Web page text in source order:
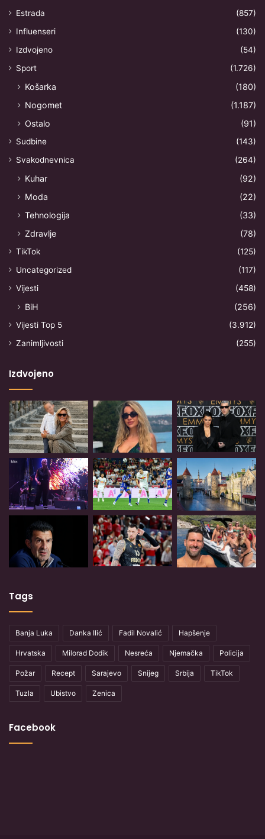
Estrada
(857)
Influenseri
(130)
Izdvojeno
(54)
Sport
(1.726)
Košarka
(180)
Nogomet
(1.187)
Ostalo
(91)
Sudbine
(143)
Svakodnevnica
(264)
Kuhar
(92)
Moda
(22)
Tehnologija
(33)
Zdravlje
(78)
TikTok
(125)
Uncategorized
(117)
Vijesti
(458)
BiH (256)
Vijesti Top 5
(3.912)
Zanimljivosti
(255)
Izdvojeno
Tags
Banja Luka Danka Ilić Fadil Novalić Hapšenje
Hrvatska Milorad Dodik Nesreća Njemačka Policija
Požar Recept Sarajevo Snijeg Srbija TikTok
Tuzla Ubistvo Zenica
Facebook